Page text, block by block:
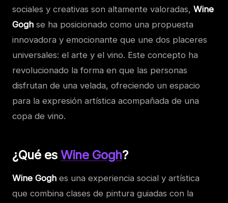
sociales y creativas son altamente valoradas, Wine
Gogh se ha posicionado como una propuesta
innovadora y emocionante que une dos placeres
universales: el arte y el vino. Este concepto ha
revolucionado la forma en que las personas
disfrutan de una velada, ofreciendo un espacio
para la expresión artística acompañada de una
copa de vino.
¿Qué esWine Gogh?
Wine Gogh es una experiencia social y artística
que combina clases de pintura guiadas con la